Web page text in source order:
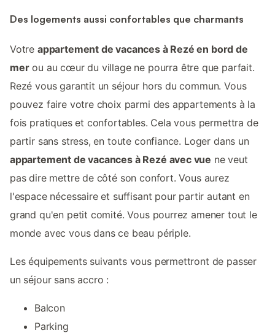
Des logements aussi confortables que charmants
Votre appartement de vacances à Rezé en bord de
merou au cœur du village ne pourra être que parfait.
Rezé vous garantit un séjour hors du commun. Vous
pouvez faire votre choix parmi des appartements à la
fois pratiques et confortables. Cela vous permettra de
partir sans stress, en toute confiance. Loger dans un
appartement de vacances à Rezé avec vue ne veut
pas dire mettre de côté son confort. Vous aurez
l'espace nécessaire et suffisant pour partir autant en
grand qu'en petit comité. Vous pourrez amener tout le
monde avec vous dans ce beau périple.
Les équipements suivants vous permettront de passer
un séjour sans accro :
Balcon
Parking